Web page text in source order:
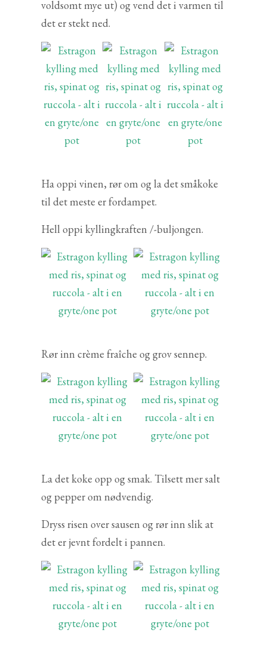
voldsomt mye ut) og vend det i varmen til
det er stekt ned.
Ha oppi vinen, rør om og la det småkoke
til det meste er fordampet.
Hell oppi kyllingkraften /-buljongen.
Rør inn crème fraîche og grov sennep.
La det koke opp og smak. Tilsett mer salt
og pepper om nødvendig.
Dryss risen over sausen og rør inn slik at
det er jevnt fordelt i pannen.